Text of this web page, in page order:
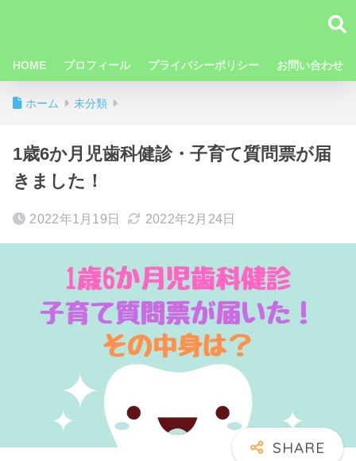
HOME プロフィール プライバシーポリシー お問い合わせ
ホーム 未分類
1歳6か月児歯科健診・子育て質問票が届
きました！
2022年1月19日 2022年2月24日